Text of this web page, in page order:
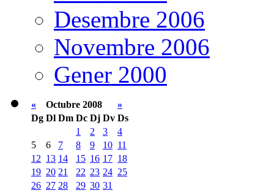
Desembre 2006
Novembre 2006
Gener 2000
« Octubre 2008
»
Dg Dl Dm Dc Dj Dv Ds
1
2 3
4
5
6 7 8 9 10 11
12 13 14 15 16 17 18
19 20 21 22 23 24 25
26 27 28 29 30 31